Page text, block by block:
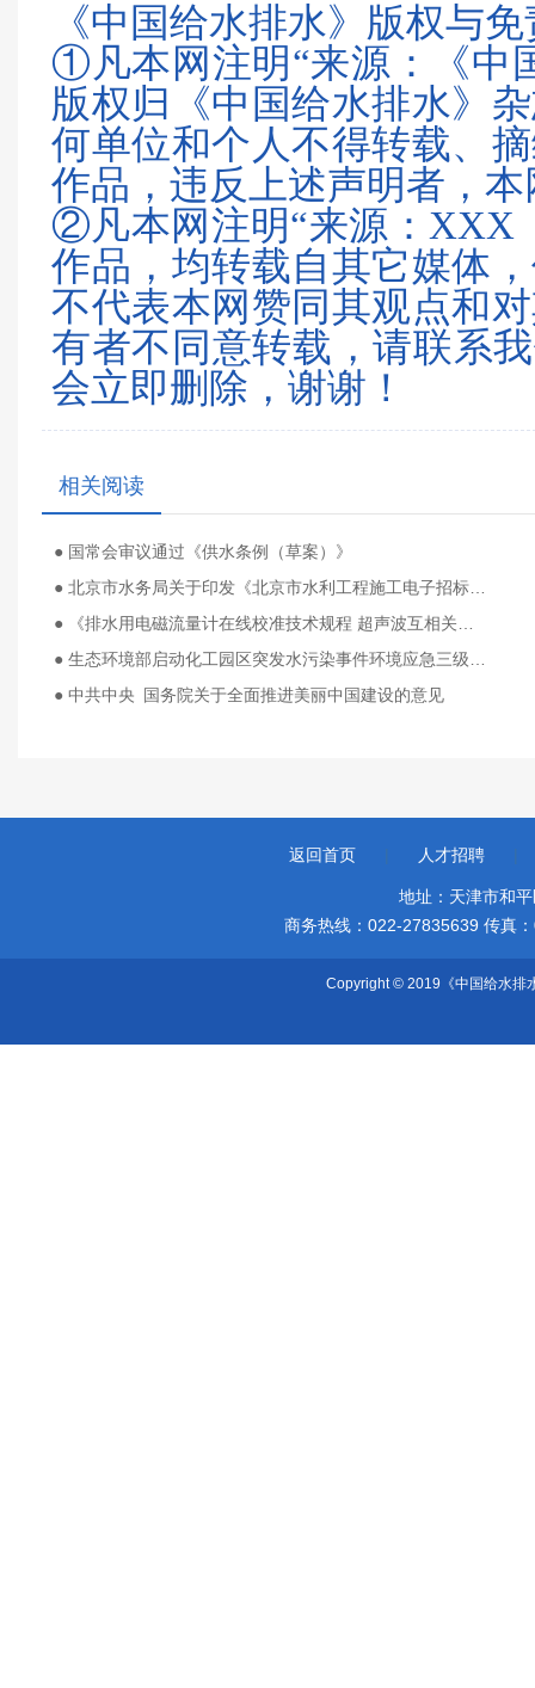
《中国给水排水》版权与
①凡本网注明“来源：《中
版权归《中国给水排水》
何单位和个人不得转载、
作品，违反上述声明者，
②凡本网注明“来源：XXX
作品，均转载自其它媒体
不代表本网赞同其观点和
有者不同意转载，请联系
会立即删除，谢谢！
相关阅读
● 国常会审议通过《供水条例（草案）》
● 中共中央 国务院关于全面推进美丽中国建设的意见
返回首页 | 人才招聘 |
地址：天津市和
商务热线：022-27835639 传真
Copyright © 2019《中国给水排